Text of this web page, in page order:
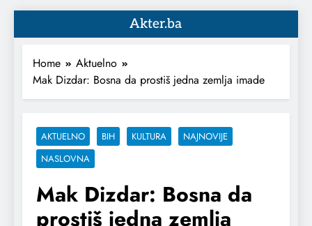
Akter.ba
Home
Aktuelno
Mak Dizdar: Bosna da prostiš jedna zemlja imade
AKTUELNO BIH KULTURA
NAJNOVIJE
NASLOVNA
Mak Dizdar: Bosna da
prostiš jedna zemlja